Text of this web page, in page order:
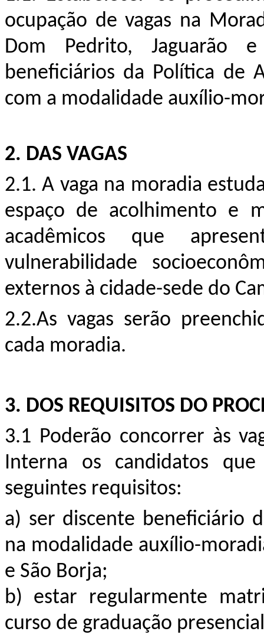
ocupação de vagas na
Dom Pedrito, Jaguarão
beneficiários da Política de
com a modalidade auxílio-
2. DAS VAGAS
2.1. A vaga na moradia
espaço de acolhimento e
acadêmicos que
vulnerabilidade
externos à cidade-sede do
2.2.As vagas serão
cada moradia.
3. DOS REQUISITOS DO
3.1 Poderão concorrer às
Interna os candidatos que
seguintes requisitos:
a) ser discente beneficiário
na modalidade auxílio-
e São Borja;
b) estar regularmente
curso de graduação